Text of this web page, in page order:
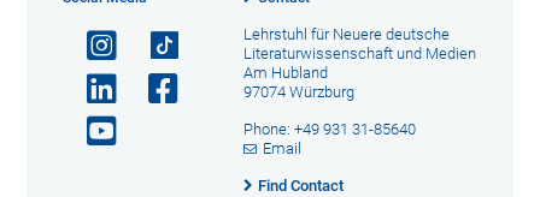
Lehrstuhl für Neuere deutsche
Literaturwissenschaft und Medien
Am Hubland
97074 Würzburg
Phone: +49 931 31-85640
Email
Find Contact